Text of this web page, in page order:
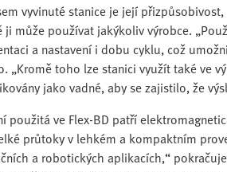
vyvinuté stanice je její
ji může používat jakýkoliv výrobce.
a nastavení i dobu cyklu, což
„Kromě toho lze stanici využít také ve
jako vadné, aby se zajistilo, že
použitá ve Flex-BD patří
průtoky v lehkém a kompaktním
a robotických aplikacích,“